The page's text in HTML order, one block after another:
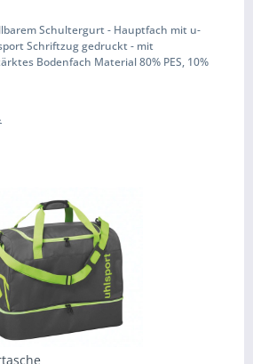
Schultergurt - Hauptfach mit u-
Schriftzug gedruckt - mit
Bodenfach Material 80% PES, 10%